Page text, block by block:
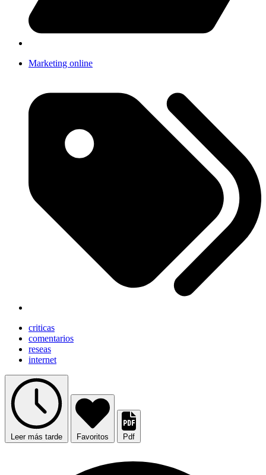
Marketing online
criticas
comentarios
reseas
internet
Leer más tarde Favoritos Pdf